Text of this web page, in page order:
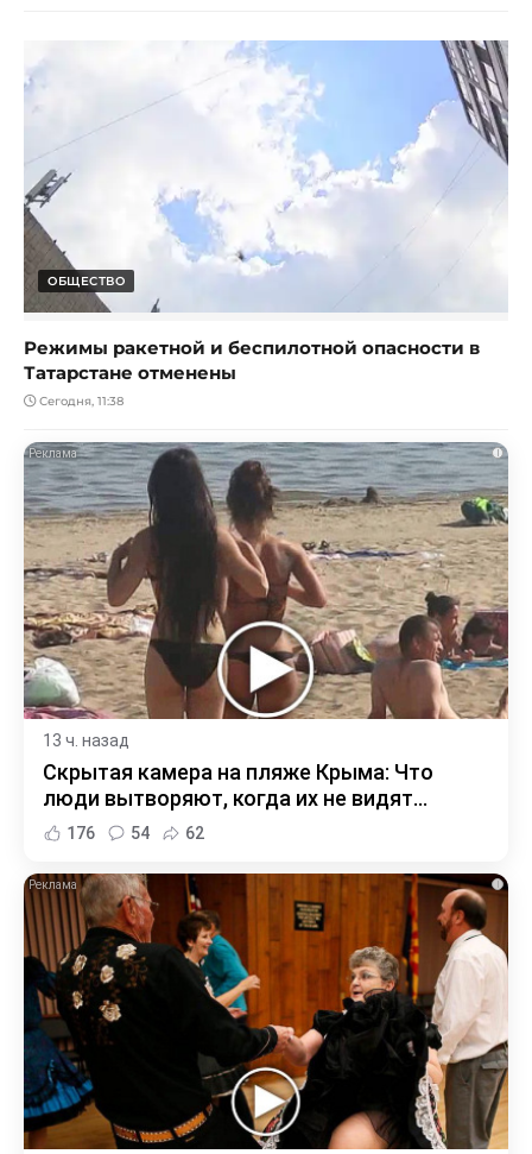
ОБЩЕСТВО
Режимы ракетной и беспилотной опасности в
Татарстане отменены
Сегодня, 11:38
i
13 ч. назад
Скрытая камера на пляже Крыма: Что
люди вытворяют, когда их не видят...
176 54 62
i